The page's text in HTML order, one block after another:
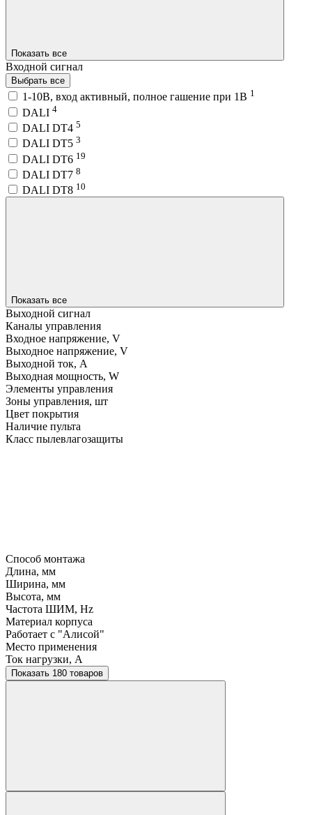
Показать все
Входной сигнал
Выбрать все
1-10В, вход активный, полное гашение при 1В 1
DALI 4
DALI DT4 5
DALI DT5 3
DALI DT6 19
DALI DT7 8
DALI DT8 10
Показать все
Выходной сигнал
Каналы управления
Входное напряжение, V
Выходное напряжение, V
Выходной ток, A
Выходная мощность, W
Элементы управления
Зоны управления, шт
Цвет покрытия
Наличие пульта
Класс пылевлагозащиты
Способ монтажа
Длина, мм
Ширина, мм
Высота, мм
Частота ШИМ, Hz
Материал корпуса
Работает с "Алисой"
Место применения
Ток нагрузки, A
Показать 180 товаров